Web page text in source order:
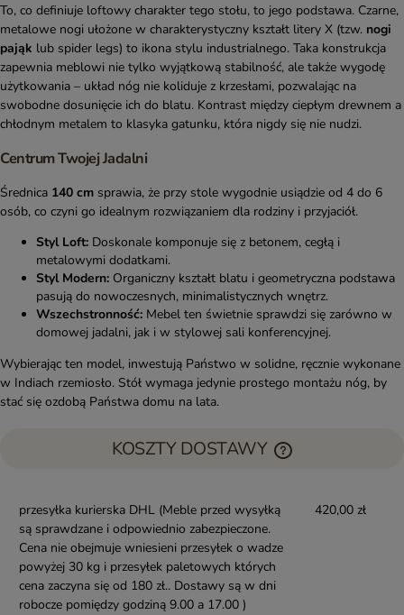
To, co definiuje loftowy charakter tego stołu, to jego podstawa. Czarne,
metalowe nogi ułożone w charakterystyczny kształt litery X (tzw. nogi
pająk lub spider legs) to ikona stylu industrialnego. Taka konstrukcja
zapewnia meblowi nie tylko wyjątkową stabilność, ale także wygodę
użytkowania – układ nóg nie koliduje z krzesłami, pozwalając na
swobodne dosunięcie ich do blatu. Kontrast między ciepłym drewnem a
chłodnym metalem to klasyka gatunku, która nigdy się nie nudzi.
Centrum Twojej Jadalni
Średnica 140 cm sprawia, że przy stole wygodnie usiądzie od 4 do 6
osób, co czyni go idealnym rozwiązaniem dla rodziny i przyjaciół.
Styl Loft: Doskonale komponuje się z betonem, cegłą i
metalowymi dodatkami.
Styl Modern: Organiczny kształt blatu i geometryczna podstawa
pasują do nowoczesnych, minimalistycznych wnętrz.
Wszechstronność: Mebel ten świetnie sprawdzi się zarówno w
domowej jadalni, jak i w stylowej sali konferencyjnej.
Wybierając ten model, inwestują Państwo w solidne, ręcznie wykonane
w Indiach rzemiosło. Stół wymaga jedynie prostego montażu nóg, by
stać się ozdobą Państwa domu na lata.
KOSZTY DOSTAWY
przesyłka kurierska DHL (Meble przed wysyłką
są sprawdzane i odpowiednio zabezpieczone.
Cena nie obejmuje wniesieni przesyłek o wadze
powyżej 30 kg i przesyłek paletowych których
cena zaczyna się od 180 zł.. Dostawy są w dni
robocze pomiędzy godziną 9.00 a 17.00 )
420,00 zł